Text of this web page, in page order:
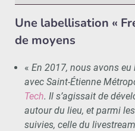
Une labellisation «
de moyens
« En 2017, nous avons eu
avec Saint-Étienne
Tech. Il s’agissait de
autour du lieu, et parmi
suivies, celle du